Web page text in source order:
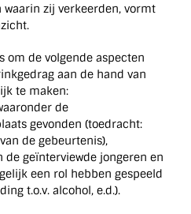
zij verkeerden, vormt
om de volgende aspecten
aan de hand van
te maken:
de
gevonden (toedracht:
de gebeurtenis),
geïnterviewde jongeren en
een rol hebben gespeeld
t.o.v. alcohol, e.d.).